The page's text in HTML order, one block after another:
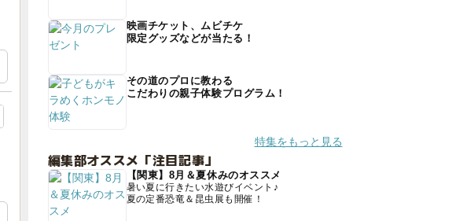
映画チケット、ムビチケ
限定グッズなどが当たる！
その道のプロに教わる
こだわりの親子体験プログラム！
特集をもっと見る
編集部オススメ「注目記事」
【関東】8月＆夏休みのオススメ
暑い夏に行きたい水遊びイベント♪
夏の定番恐竜＆昆虫展も開催！